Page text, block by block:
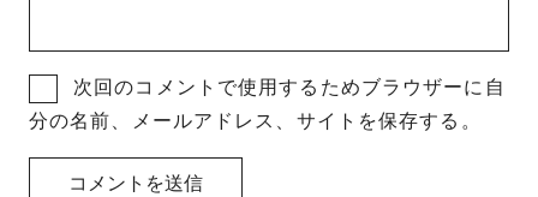
次回のコメントで使用するためブラウザーに自
分の名前、メールアドレス、サイトを保存する。